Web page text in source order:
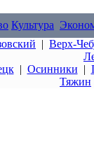
Культура
| Верх-
| Осинники |
Тяжин